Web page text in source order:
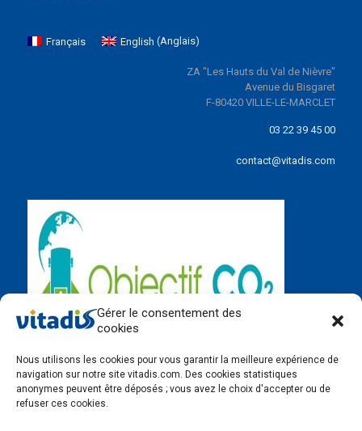
Gérer le consentement des
cookies
Nous utilisons les cookies pour vous garantir la meilleure expérience de
navigation sur notre site vitadis.com. Des cookies statistiques
anonymes peuvent être déposés ; vous avez le choix d'accepter ou de
refuser ces cookies.
Français English (Anglais)
ZA "Les Hauts du Val de Nièvre"
Avenue du Bisgaret
F-80420 VILLE-LE-MARCLET
03 22 39 45 00
contact@vitadis.com